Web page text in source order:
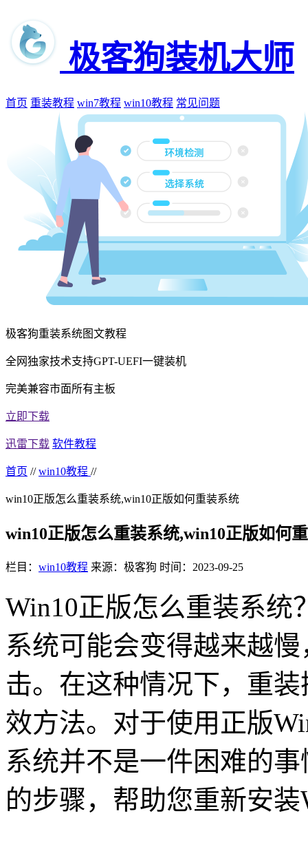
极客狗装机大师
首页 重装教程 win7教程 win10教程 常见问题
极客狗重装系统图文教程
全网独家技术支持GPT-UEFI一键装机
完美兼容市面所有主板
立即下载
迅雷下载 软件教程
首页 // win10教程 //
win10正版怎么重装系统,win10正版如何重装系统
win10正版怎么重装系统,win10正版如何
栏目： win10教程 来源：极客狗 时间：2023-09-25
Win10正版怎么重装系统
系统可能会变得越来越
击。在这种情况下，重
效方法。对于使用正版
系统并不是一件困难的
的步骤，帮助您重新安